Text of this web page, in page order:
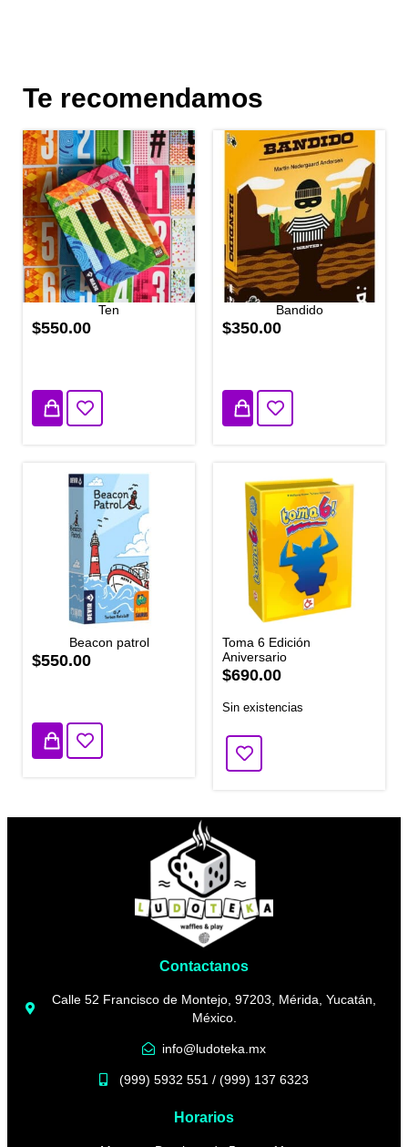
Te recomendamos
Ten
$550.00
Bandido
$350.00
Beacon patrol
$550.00
Toma 6 Edición
Aniversario
$690.00
Sin existencias
Contactanos
Calle 52 Francisco de Montejo, 97203, Mérida, Yucatán,
México.
info@ludoteka.mx
(999) 5932 551 / (999) 137 6323
Horarios